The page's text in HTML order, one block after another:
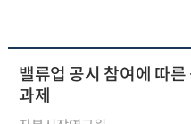
밸류업 공시 참여에 따
과제